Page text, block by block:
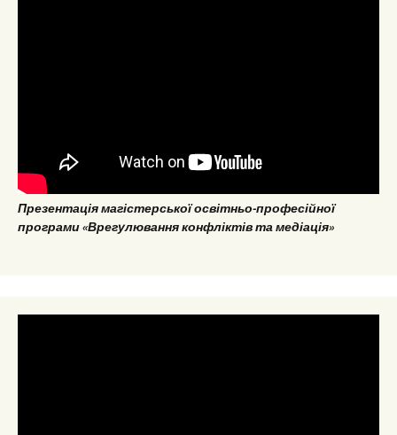
Презентація магістерської освітньо-професійної
програми «Врегулювання конфліктів та медіація»